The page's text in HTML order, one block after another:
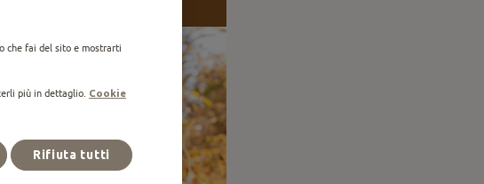
che fai del sito e mostrarti
più in dettaglio. Cookie
Rifiuta tutti